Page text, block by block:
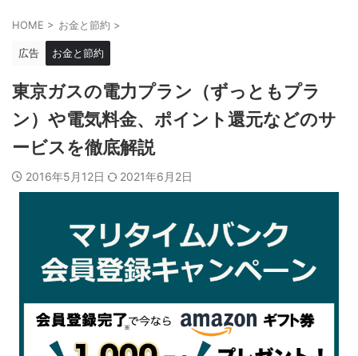
HOME > お金と節約 >
広告 お金と節約
東京ガスの電力プラン（ずっともプラ
ン）や電気料金、ポイント還元などのサ
ービスを徹底解説
2016年5月12日 2021年6月2日